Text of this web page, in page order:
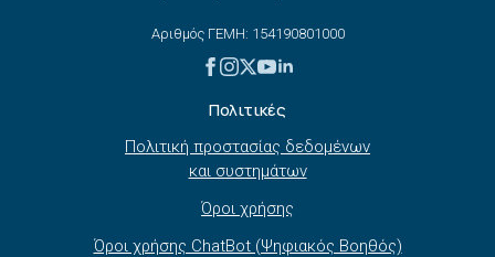
Αριθμός ΓΕΜΗ: 154190801000
Πολιτικές
Πολιτική προστασίας δεδομένων
και συστημάτων
Όροι χρήσης
Όροι χρήσης ChatBot (Ψηφιακός Βοηθός)